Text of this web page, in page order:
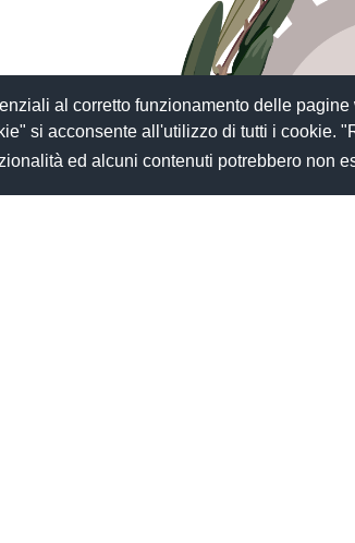
al corretto funzionamento delle
si acconsente all'utilizzo di tutti i cookie.
ed alcuni contenuti potrebbero non